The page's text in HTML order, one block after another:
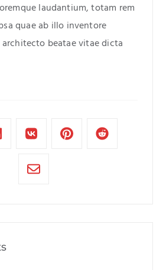
laudantium, totam rem
quae ab illo inventore
beatae vitae dicta